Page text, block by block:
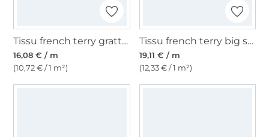
Tissu french terry gratté flower art, vert olive
16,08 € / m
(10,72 € / 1 m²)
Tissu french terry big stripes, rose fuchsia
19,11 € / m
(12,33 € / 1 m²)